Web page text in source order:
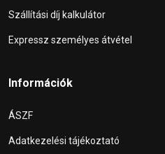
Szállítási díj kalkulátor
Expressz személyes átvétel
Információk
ÁSZF
Adatkezelési tájékoztató